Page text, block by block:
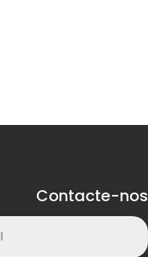
Contacte-nos